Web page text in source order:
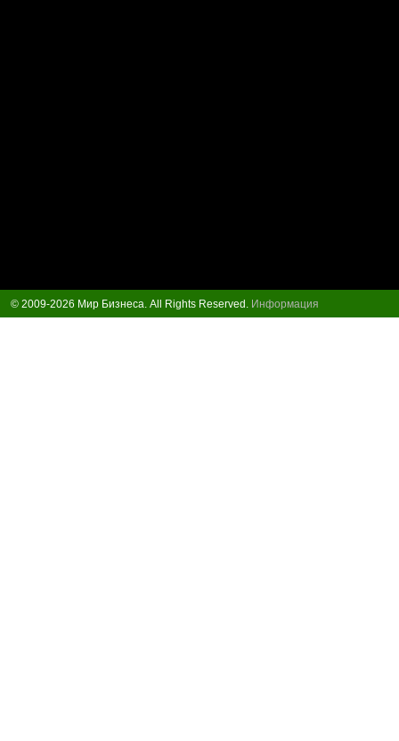
© 2009-2026 Мир Бизнеса. All Rights Reserved. Информация